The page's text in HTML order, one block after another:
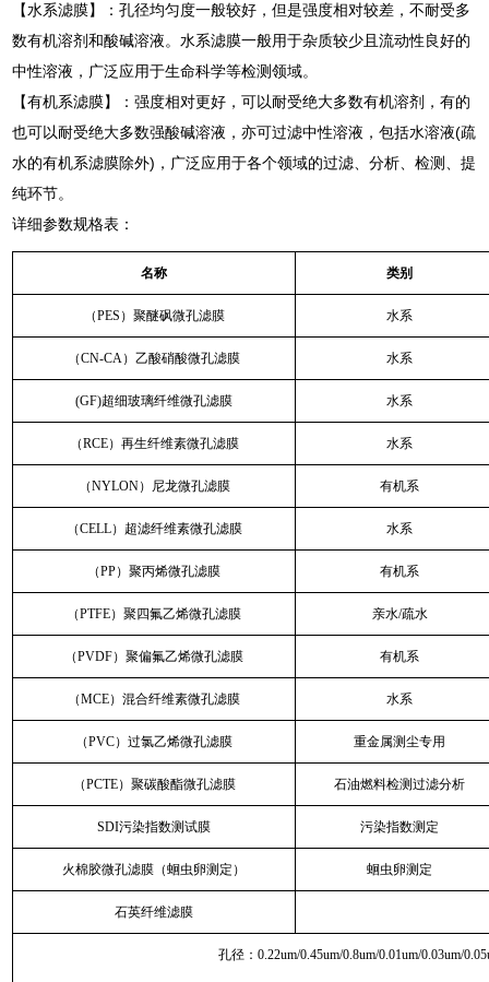
【水系滤膜】：孔径均匀度一般较好，但是强度相对较差，不耐受多
数有机溶剂和酸碱溶液。水系滤膜一般用于杂质较少且流动性良好的
中性溶液，广泛应用于生命科学等检测领域。
【有机系滤膜】：强度相对更好，可以耐受绝大多数有机溶剂，有的
也可以耐受绝大多数强酸碱溶液，亦可过滤中性溶液，包括水溶液(疏
水的有机系滤膜除外)，广泛应用于各个领域的过滤、分析、检测、提
纯环节。
详细参数规格表：
名称 类别
（PES）聚醚砜微孔滤膜 水系
（CN-CA）乙酸硝酸微孔滤膜 水系
(GF)超细玻璃纤维微孔滤膜 水系
（RCE）再生纤维素微孔滤膜 水系
（NYLON）尼龙微孔滤膜 有机系
（CELL）超滤纤维素微孔滤膜 水系
（PP）聚丙烯微孔滤膜 有机系
（PTFE）聚四氟乙烯微孔滤膜 亲水/疏水
（PVDF）聚偏氟乙烯微孔滤膜 有机系
（MCE）混合纤维素微孔滤膜 水系
（PVC）过氯乙烯微孔滤膜 重金属测尘专用
（PCTE）聚碳酸酯微孔滤膜 石油燃料检测过滤分析
SDI污染指数测试膜 污染指数测定
火棉胶微孔滤膜（蛔虫卵测定） 蛔虫卵测定
石英纤维滤膜
孔径：0.22um/0.45um/0.8um/0.01um/0.03um/